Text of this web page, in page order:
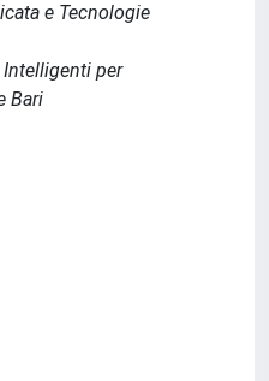
e Tecnologie
per
Bari